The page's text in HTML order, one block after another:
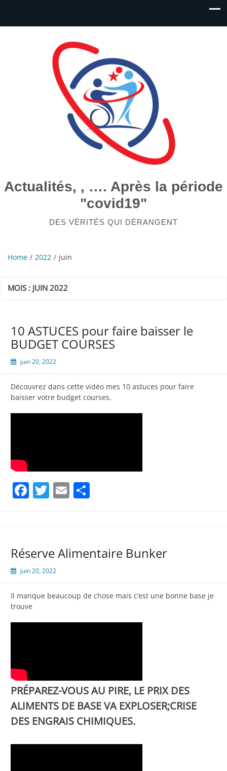
Actualités, , …. Après la période
"covid19"
DES VÉRITÉS QUI DÉRANGENT
Home 2022 juin
MOIS : JUIN 2022
10 ASTUCES pour faire baisser le
BUDGET COURSES
juin 20, 2022
Découvrez dans cette vidéo mes 10 astuces pour faire
baisser votre budget courses.
Facebook
Twitter
Email
Réserve Alimentaire Bunker
juin 20, 2022
Il manque beaucoup de chose mais c’est une bonne base je
trouve
PRÉPAREZ-VOUS AU PIRE, LE PRIX DES
ALIMENTS DE BASE VA EXPLOSER;CRISE
DES ENGRAIS CHIMIQUES.